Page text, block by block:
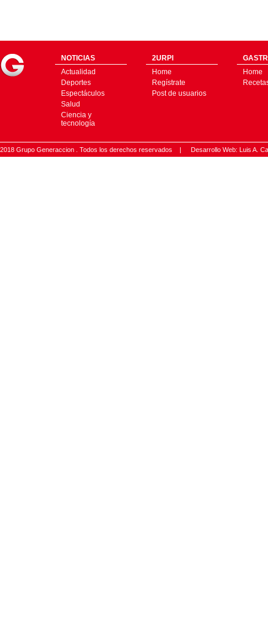
NOTICIAS
Actualidad
Deportes
Espectáculos
Salud
Ciencia y
tecnología
2URPI
Home
Regístrate
Post de usuarios
Home
2018 Grupo Generaccion . Todos los derechos reservados | Desarrollo Web: Luis